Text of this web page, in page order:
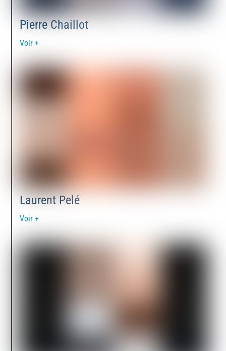
Pierre Chaillot
Voir +
Laurent Pelé
Voir +